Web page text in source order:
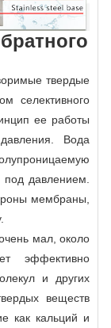
твердые
селективного
ее работы
Вода
давлением.
мембраны,
мал, около
эффективно
и других
веществ
как кальций и